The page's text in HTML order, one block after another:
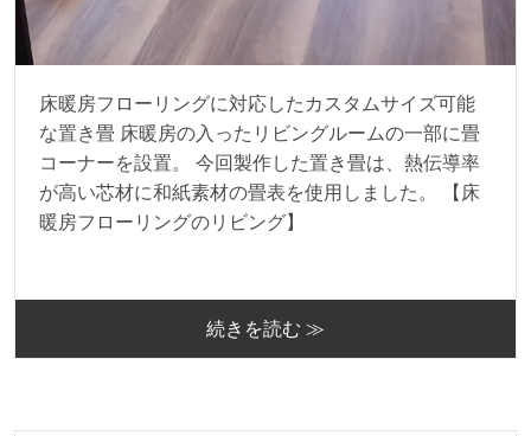
床暖房フローリングに対応したカスタムサイズ可能
な置き畳 床暖房の入ったリビングルームの一部に畳
コーナーを設置。 今回製作した置き畳は、熱伝導率
が高い芯材に和紙素材の畳表を使用しました。 【床
暖房フローリングのリビング】
続きを読む ≫